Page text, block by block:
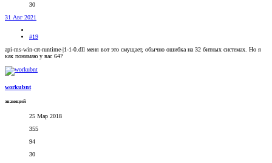
30
31 Авг 2021
#19
api-ms-win-crt-runtime-|1-1-0.dll меня вот это смущает, обычно ошибка на 32 битных системах. Но я
как понимаю у вас 64?
workubnt
знающий
25 Мар 2018
355
94
30